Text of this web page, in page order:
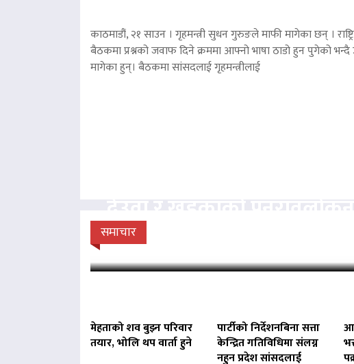
काठमाडौं, २१ साउन । गृहमन्त्री सुधन गुरुङले माफी मागेका छन् ।
बैठकमा प्रश्नको जवाफ दिने क्रममा आफ्नो भाषा ठाडो हुन पुगेको
मागेका हुन्। बैठकमा सांसदलाई गृहमन्त्रीलाई
समाचार
मेहताको शव बुझ्न परिवार
तयार, भोलि थप वार्ता हुने
पार्टीको निर्देशनबिना सत्ता
केन्द्रित गतिविधिमा संलग्न
नहुन प्रदेश सांसदलाई